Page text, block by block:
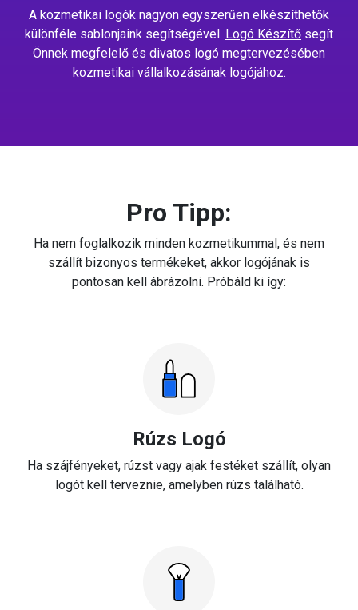
A kozmetikai logók nagyon egyszerűen elkészíthetők
különféle sablonjaink segítségével. Logó Készítő segít
Önnek megfelelő és divatos logó megtervezésében
kozmetikai vállalkozásának logójához.
Pro Tipp:
Ha nem foglalkozik minden kozmetikummal, és nem
szállít bizonyos termékeket, akkor logójának is
pontosan kell ábrázolni. Próbáld ki így:
Rúzs Logó
Ha szájfényeket, rúzst vagy ajak festéket szállít, olyan
logót kell terveznie, amelyben rúzs található.